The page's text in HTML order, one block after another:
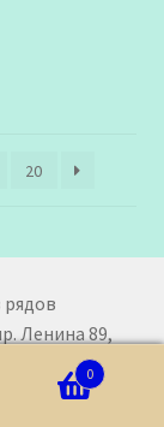
20
Ленина 89,
0